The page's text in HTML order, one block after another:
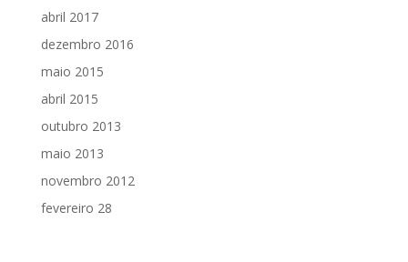
abril 2017
dezembro 2016
maio 2015
abril 2015
outubro 2013
maio 2013
novembro 2012
fevereiro 28